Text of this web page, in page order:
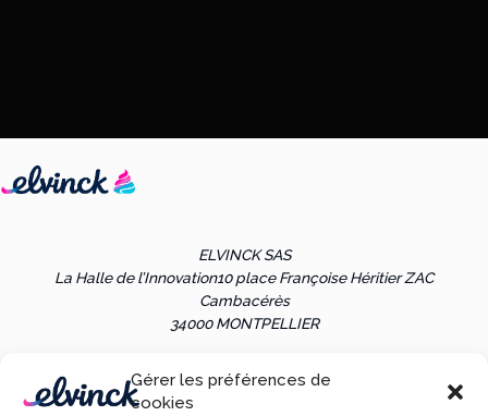
Gérer les préférences de
cookies
ELVINCK SAS
La Halle de l’Innovation10 place Françoise Héritier ZAC
Cambacérès
34000 MONTPELLIER
Les références clients sont communiquées uniquement sur